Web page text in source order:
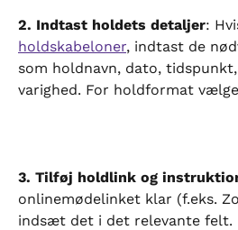
2. Indtast holdets detaljer:
holdskabeloner, indtast de
som holdnavn, dato,
varighed. For holdformat
3. Tilføj holdlink og
onlinemødelinket klar (f.eks.
indsæt det i det relevante felt.